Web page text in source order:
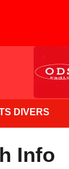
DIVERS
Info